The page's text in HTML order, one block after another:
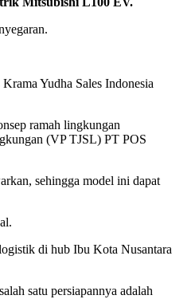
Yudha Sales Indonesia
ramah lingkungan
(VP TJSL) PT POS
sehingga model ini dapat
di hub Ibu Kota Nusantara
satu persiapannya adalah